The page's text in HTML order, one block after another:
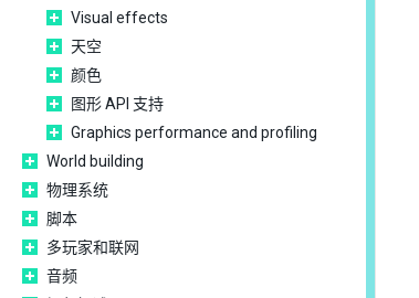
Visual effects
天空
颜色
图形 API 支持
Graphics performance and profiling
World building
物理系统
脚本
多玩家和联网
音频